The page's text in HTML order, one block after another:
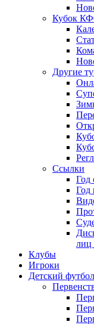
Кубок
Другие
Ссылки
Год
Год
лиц
Клубы
Игроки
Детский футбол